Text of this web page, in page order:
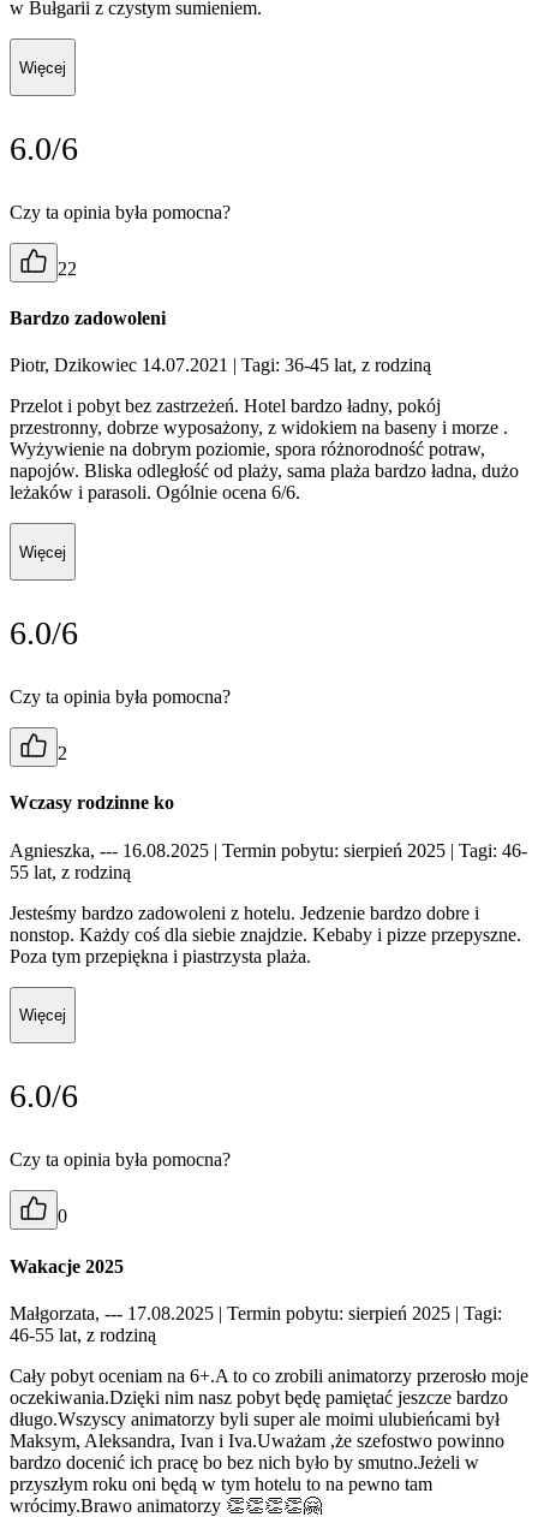
w Bułgarii z czystym sumieniem.
Więcej
6.0/6
Czy ta opinia była pomocna?
22
Bardzo zadowoleni
Piotr, Dzikowiec 14.07.2021 | Tagi: 36-45 lat, z rodziną
Przelot i pobyt bez zastrzeżeń. Hotel bardzo ładny, pokój
przestronny, dobrze wyposażony, z widokiem na baseny i morze .
Wyżywienie na dobrym poziomie, spora różnorodność potraw,
napojów. Bliska odległość od plaży, sama plaża bardzo ładna, dużo
leżaków i parasoli. Ogólnie ocena 6/6.
Więcej
6.0/6
Czy ta opinia była pomocna?
2
Wczasy rodzinne ko
Agnieszka, --- 16.08.2025 | Termin pobytu: sierpień 2025 | Tagi: 46-
55 lat, z rodziną
Jesteśmy bardzo zadowoleni z hotelu. Jedzenie bardzo dobre i
nonstop. Każdy coś dla siebie znajdzie. Kebaby i pizze przepyszne.
Poza tym przepiękna i piastrzysta plaża.
Więcej
6.0/6
Czy ta opinia była pomocna?
0
Wakacje 2025
Małgorzata, --- 17.08.2025 | Termin pobytu: sierpień 2025 | Tagi:
46-55 lat, z rodziną
Cały pobyt oceniam na 6+.A to co zrobili animatorzy przerosło moje
oczekiwania.Dzięki nim nasz pobyt będę pamiętać jeszcze bardzo
długo.Wszyscy animatorzy byli super ale moimi ulubieńcami był
Maksym, Aleksandra, Ivan i Iva.Uważam ,że szefostwo powinno
bardzo docenić ich pracę bo bez nich było by smutno.Jeżeli w
przyszłym roku oni będą w tym hotelu to na pewno tam
wrócimy.Brawo animatorzy 👏👏👏👏🤗